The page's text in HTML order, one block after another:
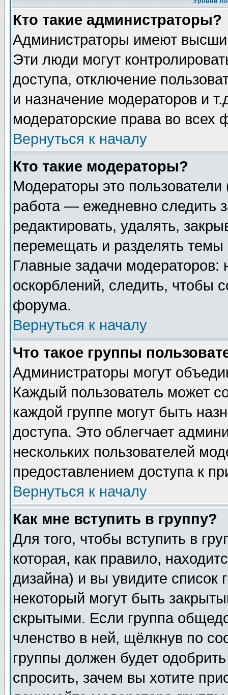
Кто такие администраторы?
Администраторы имеют
Эти люди могут
доступа, отключение
и назначение модераторов и
модераторские права во всех
Вернуться к началу
Кто такие модераторы?
Модераторы это
работа — ежедневно следить
редактировать, удалять,
перемещать и разделять
Главные задачи
оскорблений, следить, чтобы
форума.
Вернуться к началу
Что такое группы
Администраторы могут
Каждый пользователь может
каждой группе могут быть
доступа. Это облегчает
нескольких пользователей
предоставлением доступа к
Вернуться к началу
Как мне вступить в группу?
Для того, чтобы вступить в
которая, как правило,
дизайна) и вы увидите список
некоторый могут быть
скрытыми. Если группа
членство в ней, щёлкнув по
группы должен будет
спросить, зачем вы хотите